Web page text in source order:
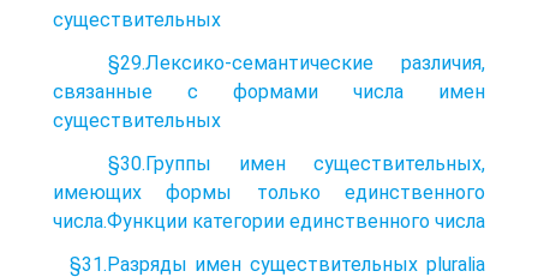
существительных
§29.Лексико-семантические различия,
связанные с формами числа имен
существительных
§30.Группы имен существительных,
имеющих формы только единственного
числа.Функции категории единственного числа
§31.Разряды имен существительных pluralia